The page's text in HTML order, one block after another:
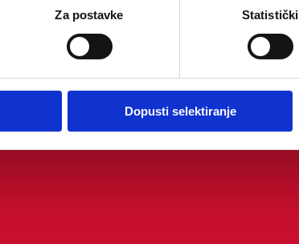
Za postavke Statistički
Dopusti selektiranje